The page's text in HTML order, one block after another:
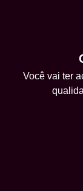
Você vai ter